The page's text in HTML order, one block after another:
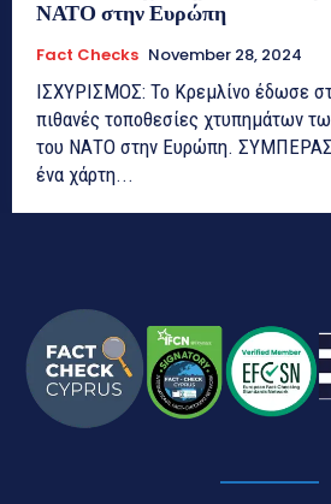
ΝΑΤΟ στην Ευρώπη
Fact Checks November 28, 2024
ΙΣΧΥΡΙΣΜΟΣ: Το Κρεμλίνο έδωσε
πιθανές τοποθεσίες χτυπημάτων
του ΝΑΤΟ στην Ευρώπη. ΣΥΜΠΕΡΑΣΜΑ: Πρόκειται για
ένα χάρτη...